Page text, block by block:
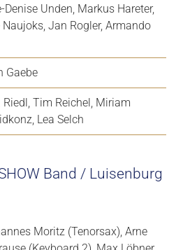
Denise Unden, Markus Hareter,
Naujoks, Jan Rogler, Armando
Gaebe
Riedl, Tim Reichel, Miriam
Lea Selch
Band / Luisenburg
Moritz (Tenorsax), Arne